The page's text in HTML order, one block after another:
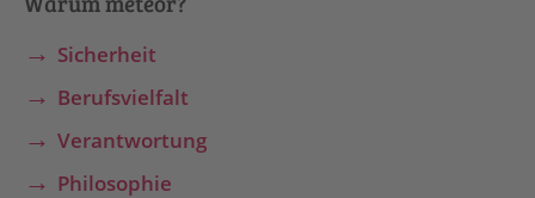
Sicherheit
Berufsvielfalt
Verantwortung
Philosophie